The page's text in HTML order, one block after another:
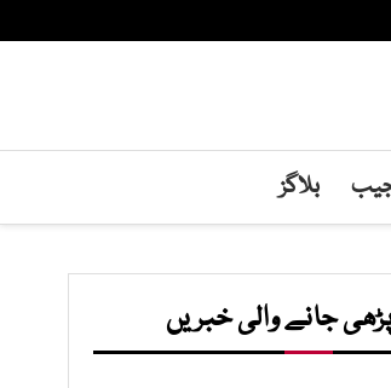
بلاگز
جانے والی خبریں